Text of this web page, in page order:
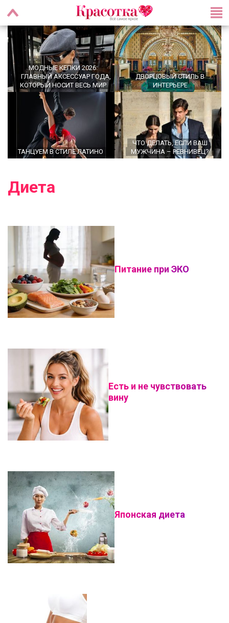
МОДНЫЕ КЕПКИ 2026:
ГЛАВНЫЙ АКСЕССУАР ГОДА,
КОТОРЫЙ НОСИТ ВЕСЬ МИР
ДВОРЦОВЫЙ СТИЛЬ В
ИНТЕРЬЕРЕ
ТАНЦУЕМ В СТИЛЕ ЛАТИНО
ЧТО ДЕЛАТЬ, ЕСЛИ ВАШ
МУЖЧИНА – РЕВНИВЕЦ?
Диета
Питание при ЭКО
Есть и не чувствовать
вину
Японская диета